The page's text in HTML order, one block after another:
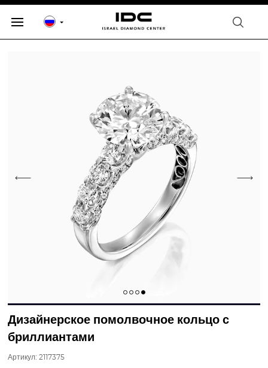
Дизайнерское помолвочное кольцо с
бриллиантами
Артикул:2117375